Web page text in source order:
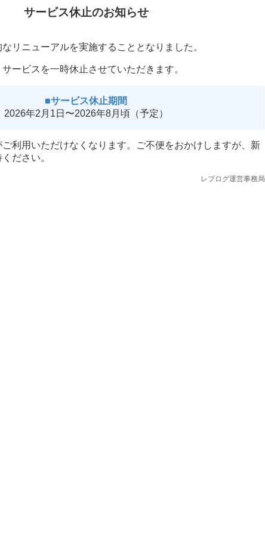
サービス休止のお知らせ
なリニューアルを実施することとなりました。
ービスを一時休止させていただきます。
■サービス休止期間
2026年2月1日〜2026年8月頃（予定）
利用いただけなくなります。ご不便をおかけしますが、新
ださい。
レプログ運営事務局